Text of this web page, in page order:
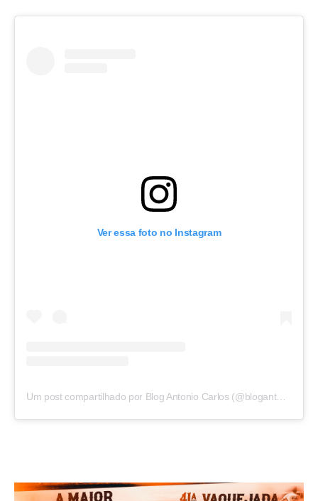
Ver essa foto no Instagram
Um post compartilhado por Blog Antonio Carlos (@blogantoniocarlos)